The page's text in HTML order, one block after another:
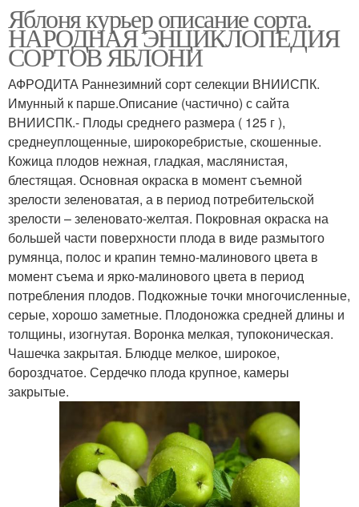
Средние сорта
Яблоня курьер описание сорта.
НАРОДНАЯ ЭНЦИКЛОПЕДИЯ
СОРТОВ ЯБЛОНИ
АФРОДИТА Раннезимний сорт селекции ВНИИСПК.
Имунный к парше.Описание (частично) с сайта
ВНИИСПК.- Плоды среднего размера ( 125 г ),
среднеуплощенные, широкоребристые, скошенные.
Кожица плодов нежная, гладкая, маслянистая,
блестящая. Основная окраска в момент съемной
зрелости зеленоватая, а в период потребительской
зрелости – зеленовато-желтая. Покровная окраска на
большей части поверхности плода в виде размытого
румянца, полос и крапин темно-малинового цвета в
момент съема и ярко-малинового цвета в период
потребления плодов. Подкожные точки многочисленные,
серые, хорошо заметные. Плодоножка средней длины и
толщины, изогнутая. Воронка мелкая, тупоконическая.
Чашечка закрытая. Блюдце мелкое, широкое,
бороздчатое. Сердечко плода крупное, камеры
закрытые.